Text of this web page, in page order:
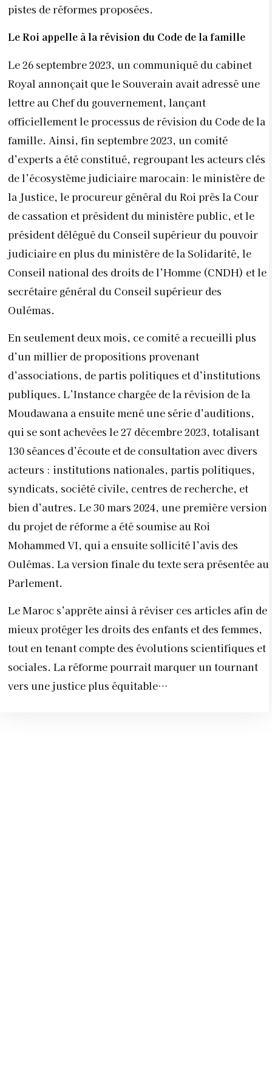
pistes de réformes proposées.
Le Roi appelle à la révision du Code de la famille
Le 26 septembre 2023, un communiqué du cabinet
Royal annonçait que le Souverain avait adressé une
lettre au Chef du gouvernement, lançant
officiellement le processus de révision du Code de la
famille. Ainsi, fin septembre 2023, un comité
d’experts a été constitué, regroupant les acteurs clés
de l’écosystème judiciaire marocain: le ministère de
la Justice, le procureur général du Roi près la Cour
de cassation et président du ministère public, et le
président délégué du Conseil supérieur du pouvoir
judiciaire en plus du ministère de la Solidarité, le
Conseil national des droits de l’Homme (CNDH) et le
secrétaire général du Conseil supérieur des
Oulémas.
En seulement deux mois, ce comité a recueilli plus
d’un millier de propositions provenant
d’associations, de partis politiques et d’institutions
publiques. L’Instance chargée de la révision de la
Moudawana a ensuite mené une série d’auditions,
qui se sont achevées le 27 décembre 2023, totalisant
130 séances d’écoute et de consultation avec divers
acteurs : institutions nationales, partis politiques,
syndicats, société civile, centres de recherche, et
bien d’autres. Le 30 mars 2024, une première version
du projet de réforme a été soumise au Roi
Mohammed VI, qui a ensuite sollicité l’avis des
Oulémas. La version finale du texte sera présentée au
Parlement.
Le Maroc s’apprête ainsi à réviser ces articles afin de
mieux protéger les droits des enfants et des femmes,
tout en tenant compte des évolutions scientifiques et
sociales. La réforme pourrait marquer un tournant
vers une justice plus équitable…